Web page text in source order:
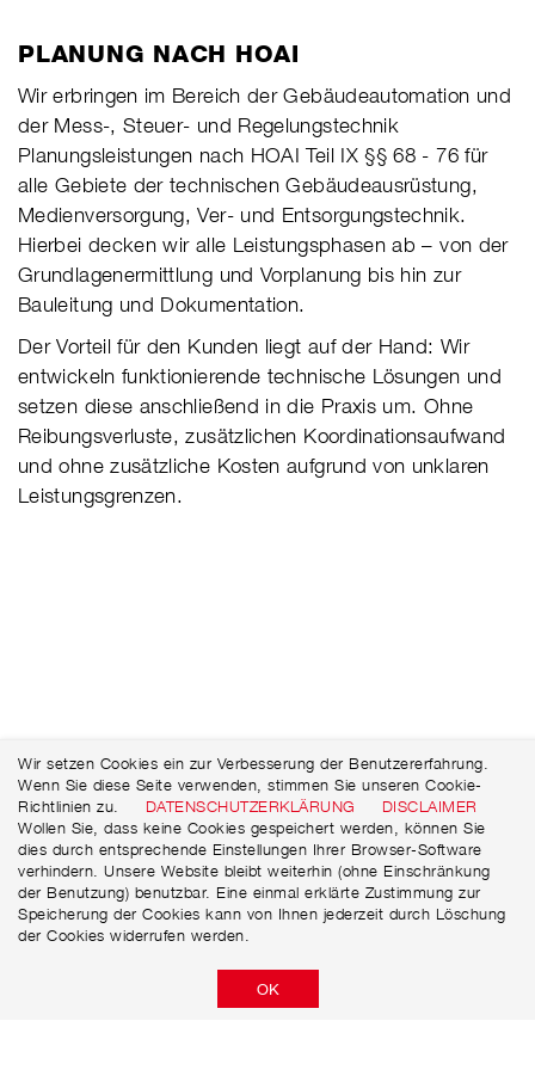
PLANUNG NACH HOAI
Wir erbringen im Bereich der Gebäudeautomation und
der Mess-, Steuer- und Regelungstechnik
Planungsleistungen nach HOAI Teil IX §§ 68 - 76 für
alle Gebiete der technischen Gebäudeausrüstung,
Medienversorgung, Ver- und Entsorgungstechnik.
Hierbei decken wir alle Leistungsphasen ab – von der
Grundlagenermittlung und Vorplanung bis hin zur
Bauleitung und Dokumentation.
Der Vorteil für den Kunden liegt auf der Hand: Wir
entwickeln funktionierende technische Lösungen und
setzen diese anschließend in die Praxis um. Ohne
Reibungsverluste, zusätzlichen Koordinationsaufwand
und ohne zusätzliche Kosten aufgrund von unklaren
Leistungsgrenzen.
Wir setzen Cookies ein zur Verbesserung der Benutzererfahrung.
Wenn Sie diese Seite verwenden, stimmen Sie unseren Cookie-
Richtlinien zu.
DATENSCHUTZERKLÄRUNG
DISCLAIMER
Wollen Sie, dass keine Cookies gespeichert werden, können Sie
dies durch entsprechende Einstellungen Ihrer Browser-Software
verhindern. Unsere Website bleibt weiterhin (ohne Einschränkung
der Benutzung) benutzbar. Eine einmal erklärte Zustimmung zur
Speicherung der Cookies kann von Ihnen jederzeit durch Löschung
der Cookies widerrufen werden.
OK